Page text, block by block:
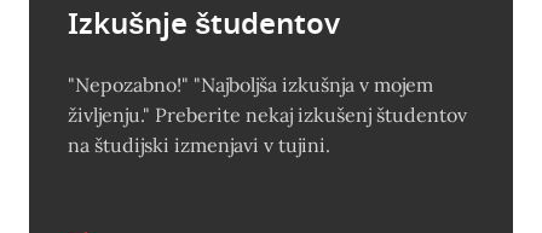
Izkušnje študentov
"Nepozabno!" "Najboljša izkušnja v mojem
življenju." Preberite nekaj izkušenj študentov
na študijski izmenjavi v tujini.